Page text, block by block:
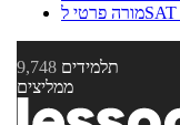
9,748 תלמידים
ממליצים